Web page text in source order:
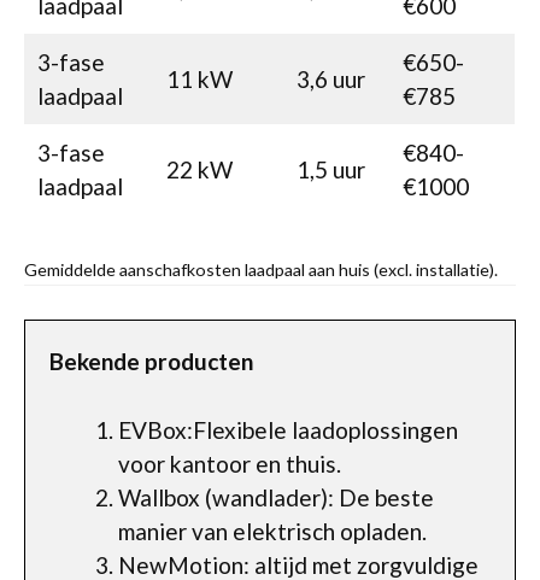
3-fase
laadpaal
11 kW 3,6 uur
€650-
€785
3-fase
laadpaal
22 kW 1,5 uur
€840-
€1000
Gemiddelde aanschafkosten laadpaal aan huis (excl. installatie).
Bekende producten
EVBox:Flexibele laadoplossingen
voor kantoor en thuis.
Wallbox (wandlader): De beste
manier van elektrisch opladen.
NewMotion: altijd met zorgvuldige